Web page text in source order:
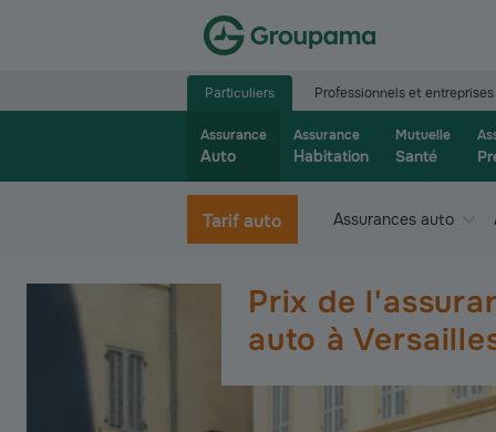
Particuliers Professionnels et entreprises
Assurance
Auto
Assurance
Habitation
Mutuelle
Santé
Tarif auto Assurances auto
Prix de
auto à